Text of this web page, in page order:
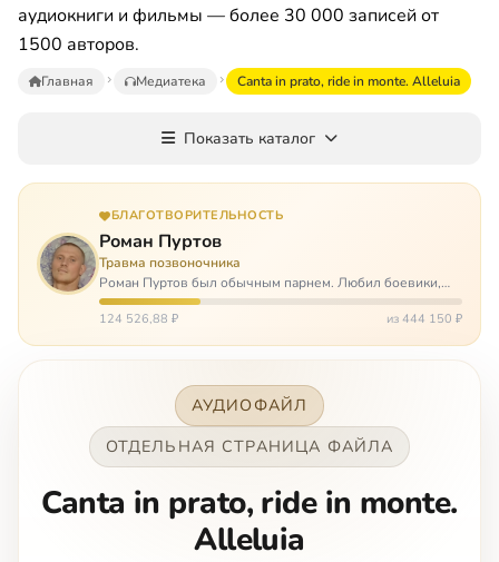
аудиокниги и фильмы — более 30 000 записей от
1500 авторов.
Главная Медиатека Canta in prato, ride in monte. Alleluia
Показать каталог
БЛАГОТВОРИТЕЛЬНОСТЬ
Роман Пуртов
Травма позвоночника
Роман Пуртов был обычным парнем. Любил боевики,
хорошие автомобили, был не дурак поиграть в комп,
любил жену и обожал дочь. А потом, будучи
124 526,88 ₽ из 444 150 ₽
АУДИОФАЙЛ
ОТДЕЛЬНАЯ СТРАНИЦА ФАЙЛА
Canta in prato, ride in monte.
Alleluia